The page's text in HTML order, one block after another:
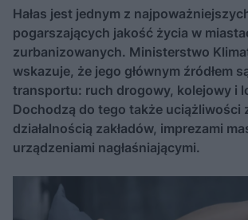
Hałas jest jednym z
pogarszających jakość życia w
zurbanizowanych. Ministerstwo
wskazuje, że jego głównym źródłem
transportu: ruch drogowy, kolejowy i
Dochodzą do tego także uciążliwości
działalnością zakładów, imprezami
urządzeniami nagłaśniającymi.